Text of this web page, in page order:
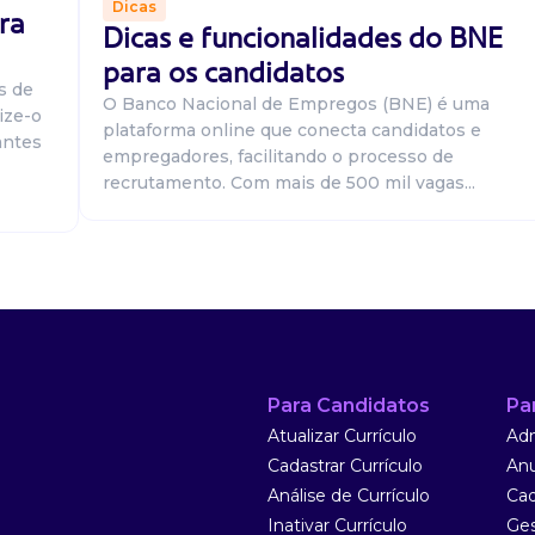
clientes;
Mapear
diretamente
locais e a
na
da plataforma
de
o
Dicas
Dicas e funcionalidades do BNE
para os candidatos
O Banco Nacional de Empregos (BNE) é uma
plataforma online que conecta candidatos e
empregadores, facilitando o processo de
recrutamento. Com mais de 500 mil vagas...
Para Candidatos
Atualizar Currículo
Cadastrar Currículo
Análise de Currículo
Inativar Currículo